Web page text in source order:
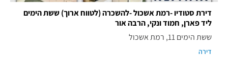
דירת סטודיו -רמת אשכול -להשכרה (לטווח ארוך) ששת הימים
ליד פארן, חמוד ונקי, הרבה אור
ששת הימים 11, רמת אשכול
דירה